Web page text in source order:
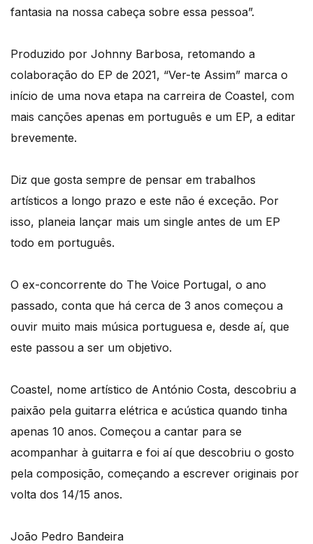
fantasia na nossa cabeça sobre essa pessoa”.
Produzido por Johnny Barbosa, retomando a
colaboração do EP de 2021, “Ver-te Assim” marca o
início de uma nova etapa na carreira de Coastel, com
mais canções apenas em português e um EP, a editar
brevemente.
Diz que gosta sempre de pensar em trabalhos
artísticos a longo prazo e este não é exceção. Por
isso, planeia lançar mais um single antes de um EP
todo em português.
O ex-concorrente do The Voice Portugal, o ano
passado, conta que há cerca de 3 anos começou a
ouvir muito mais música portuguesa e, desde aí, que
este passou a ser um objetivo.
Coastel, nome artístico de António Costa, descobriu a
paixão pela guitarra elétrica e acústica quando tinha
apenas 10 anos. Começou a cantar para se
acompanhar à guitarra e foi aí que descobriu o gosto
pela composição, começando a escrever originais por
volta dos 14/15 anos.
João Pedro Bandeira